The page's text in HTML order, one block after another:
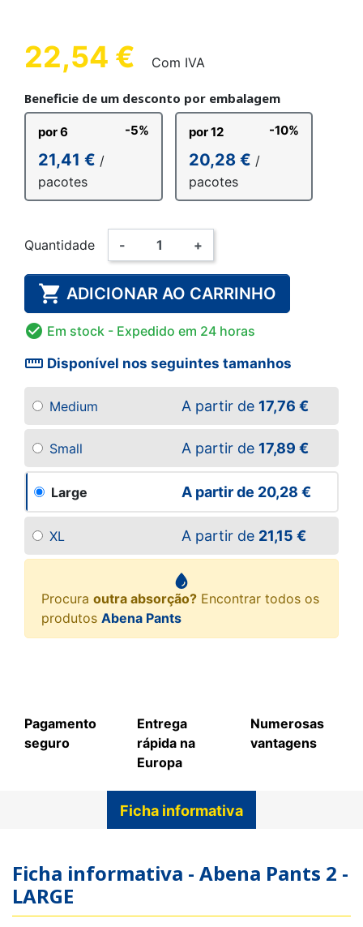
22,54 € Com IVA
Beneficie de um desconto por embalagem
por 6 -5%
21,41 € /
pacotes
por 12 -10%
20,28 € /
pacotes
Quantidade - +
 ADICIONAR AO CARRINHO
 Em stock - Expedido em 24 horas
straighten Disponível nos seguintes tamanhos
Medium A partir de 17,76 €
Small A partir de 17,89 €
Large A partir de 20,28 €
XL A partir de 21,15 €
Procura outra absorção? Encontrar todos os
produtos Abena Pants
Pagamento
seguro
Entrega
rápida na
Europa
Numerosas
vantagens
Ficha informativa
Ficha informativa - Abena Pants 2 -
LARGE